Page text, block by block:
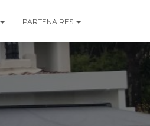
PARTENAIRES